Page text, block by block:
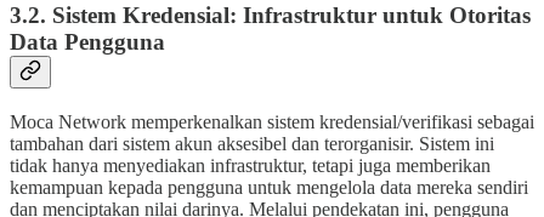
3.2. Sistem Kredensial: Infrastruktur untuk Otoritas
Data Pengguna
Moca Network memperkenalkan sistem kredensial/verifikasi sebagai
tambahan dari sistem akun aksesibel dan terorganisir. Sistem ini
tidak hanya menyediakan infrastruktur, tetapi juga memberikan
kemampuan kepada pengguna untuk mengelola data mereka sendiri
dan menciptakan nilai darinya. Melalui pendekatan ini, pengguna